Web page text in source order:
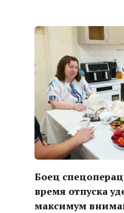
Боец
время отпуска
максимум